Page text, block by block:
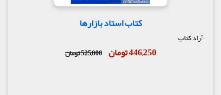
کتاب استاد بازارها
آراد کتاب
446,250 تومان 525,000 تومان